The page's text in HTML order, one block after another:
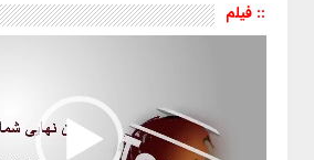
:: فیلم
نمایشگر